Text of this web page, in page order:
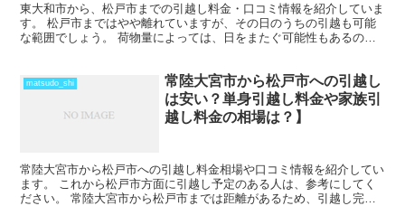
東大和市から、松戸市までの引越し料金・口コミ情報を紹介していま
す。 松戸市まではやや離れていますが、その日のうちの引越も可能
な範囲でしょう。 荷物量によっては、日をまたぐ可能性もあるの
matsudo_shi
常陸大宮市から松戸市への引越し
は安い？単身引越し料金や家族引
越し料金の相場は？】
常陸大宮市から松戸市への引越し料金相場や口コミ情報を紹介してい
ます。 これから松戸市方面に引越し予定のある人は、参考にしてく
ださい。 常陸大宮市から松戸市までは距離があるため、引越し完了